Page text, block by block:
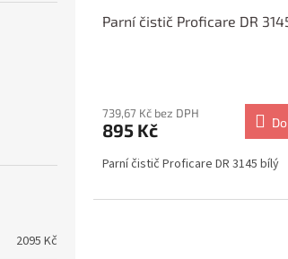
2095 Kč
Parní čistič Proficare DR
739,67 Kč bez DPH
895 Kč
Parní čistič Proficare DR 3145 bílý